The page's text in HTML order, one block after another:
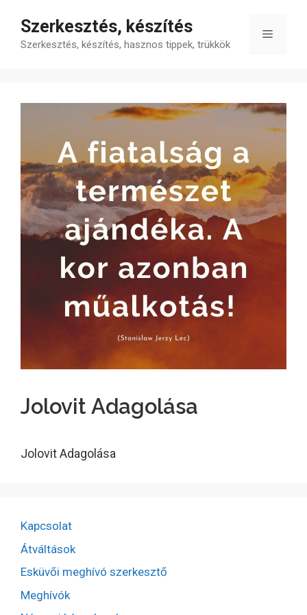
tartalomba
Szerkesztés, készítés
Szerkesztés, készítés, hasznos tippek, trükkök
Menü
Jolovit Adagolása
Jolovit Adagolása
Kapcsolat
Átváltások
Esküvői meghívó szerkesztő
Meghívók